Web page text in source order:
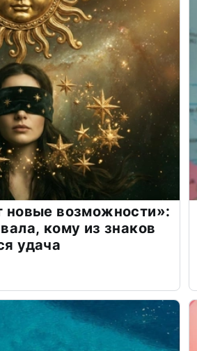
новые возможности»:
кому из знаков
удача